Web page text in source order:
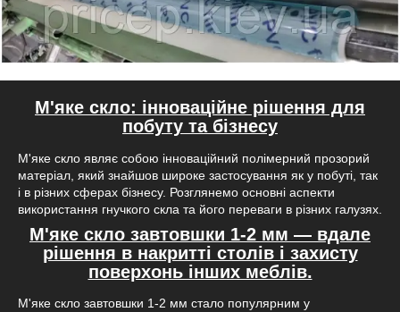
М'яке скло: інноваційне рішення для
побуту та бізнесу
М'яке скло являє собою інноваційний полімерний прозорий
матеріал, який знайшов широке застосування як у побуті, так
і в різних сферах бізнесу. Розглянемо основні аспекти
використання гнучкого скла та його переваги в різних галузях.
М'яке скло завтовшки 1-2 мм — вдале
рішення в накритті столів і захисту
поверхонь інших меблів.
М'яке скло завтовшки 1-2 мм стало популярним у